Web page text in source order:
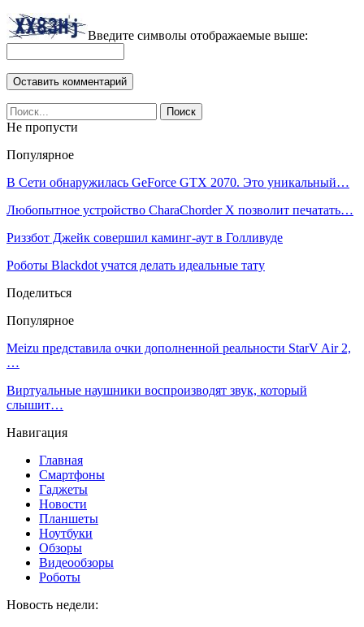
Введите символы отображаемые выше:
Не пропусти
Популярное
В Сети обнаружилась GeForce GTX 2070. Это уникальный…
Любопытное устройство CharaChorder X позволит печатать…
Риззбот Джейк совершил каминг-аут в Голливуде
Роботы Blackdot учатся делать идеальные тату
Поделиться
Популярное
Meizu представила очки дополненной реальности StarV Air 2,
…
Виртуальные наушники воспроизводят звук, который
слышит…
Навигация
Главная
Смартфоны
Гаджеты
Новости
Планшеты
Ноутбуки
Обзоры
Видеообзоры
Роботы
Новость недели: